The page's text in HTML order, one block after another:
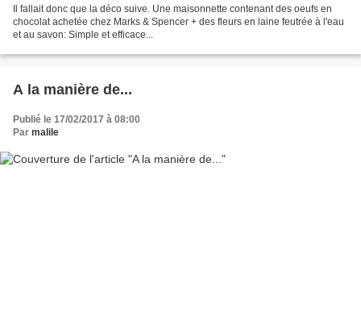
Il fallait donc que la déco suive. Une maisonnette contenant des oeufs en
chocolat achetée chez Marks & Spencer + des fleurs en laine feutrée à l'eau
et au savon: Simple et efficace...
A la manière de...
Publié le 17/02/2017 à 08:00
Par malile